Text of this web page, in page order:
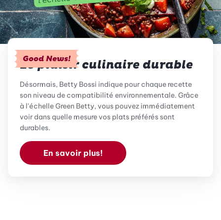
Good News!
Le plaisir culinaire durable
Désormais, Betty Bossi indique pour chaque recette
son niveau de compatibilité environnementale. Grâce
à l'échelle Green Betty, vous pouvez immédiatement
voir dans quelle mesure vos plats préférés sont
durables.
En savoir plus!